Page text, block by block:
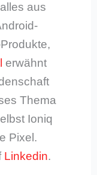
aus
erwähnt
Thema
Ioniq
Pixel.
Linkedin.